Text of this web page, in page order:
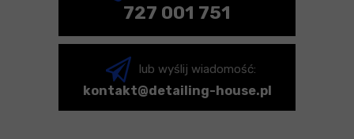
727 001 751
lub wyślij wiadomość:
kontakt@detailing-house.pl